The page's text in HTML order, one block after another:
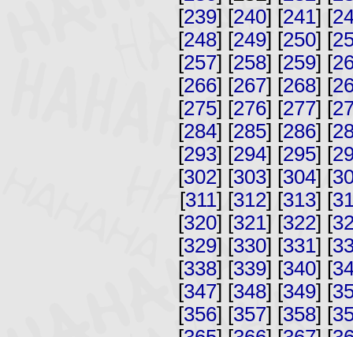
[239] [240] [241] [
[248] [249] [250] [
[257] [258] [259] [
[266] [267] [268] [
[275] [276] [277] [
[284] [285] [286] [
[293] [294] [295] [
[302] [303] [304] [
[311] [312] [313] [
[320] [321] [322] [
[329] [330] [331] [
[338] [339] [340] [
[347] [348] [349] [
[356] [357] [358] [